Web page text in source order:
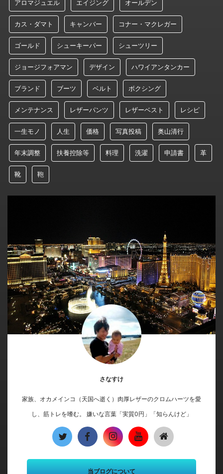
アロマジュエル エイジング オールデン
カス・ダマト キャンバー コナー・マクレガー
ゴールド シューキーパー シューツリー
ジョージフォアマン デザイン ハワイアンタンカー
ブランド ブーツ ベルト ボクシング
メンテナンス レザーパンツ レザーベスト レシピ
一生モノ 人生 価格 写真投稿 奥山清行
年末調整 扶養控除等 料理 洗濯 申請書 革
靴 鞄
さなすけ
家族、オカメインコ（天国へ逝く）肉厚レザーのクロムハーツを愛
し、筋トレを嗜む。 嫌いな言葉「実質0円」「知らんけど」
当ブログについて